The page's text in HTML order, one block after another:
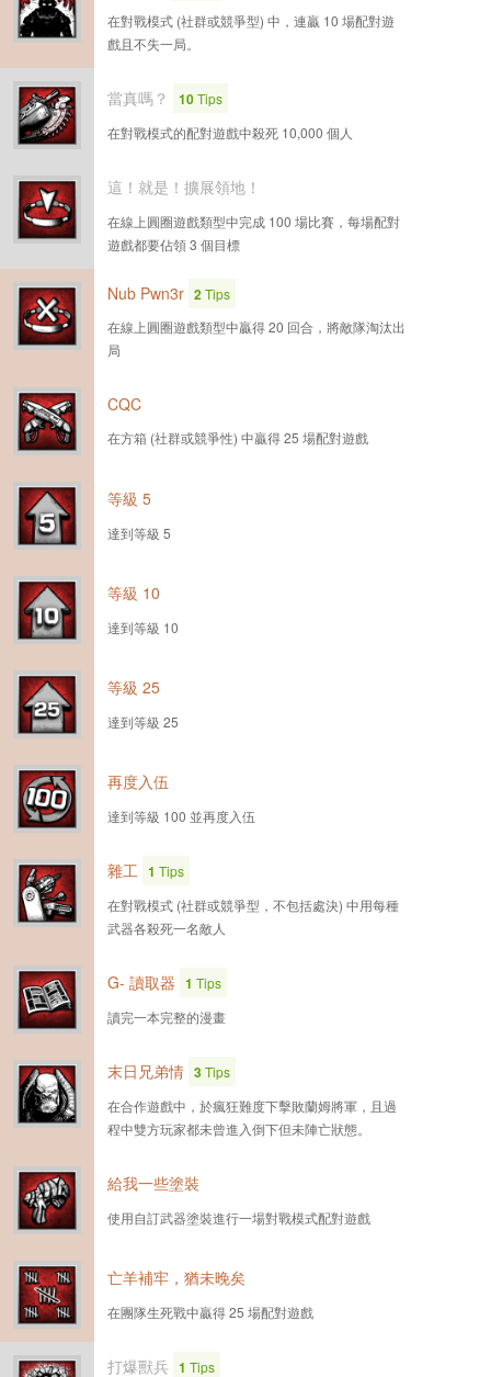
在對戰模式 (社群或競爭型) 中，連贏 10 場配對遊
戲且不失一局。
當真嗎？ 10Tips
在對戰模式的配對遊戲中殺死 10,000 個人
這！就是！擴展領地！
在線上圓圈遊戲類型中完成 100 場比賽，每場配對
遊戲都要佔領 3 個目標
Nub Pwn3r 2Tips
在線上圓圈遊戲類型中贏得 20 回合，將敵隊淘汰出
局
CQC
在方箱 (社群或競爭性) 中贏得 25 場配對遊戲
等級 5
達到等級 5
等級 10
達到等級 10
等級 25
達到等級 25
再度入伍
達到等級 100 並再度入伍
雜工 1 Tips
在對戰模式 (社群或競爭型，不包括處決) 中用每種
武器各殺死一名敵人
G- 讀取器 1 Tips
讀完一本完整的漫畫
末日兄弟情 3Tips
在合作遊戲中，於瘋狂難度下擊敗蘭姆將軍，且過
程中雙方玩家都未曾進入倒下但未陣亡狀態。
給我一些塗裝
使用自訂武器塗裝進行一場對戰模式配對遊戲
亡羊補牢，猶未晚矣
在團隊生死戰中贏得 25 場配對遊戲
打爆獸兵 1 Tips